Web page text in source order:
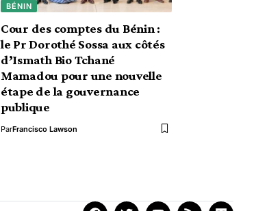
BÉNIN
Cour des comptes du Bénin :
le Pr Dorothé Sossa aux côtés
d’Ismath Bio Tchané
Mamadou pour une nouvelle
étape de la gouvernance
publique
ParFrancisco Lawson